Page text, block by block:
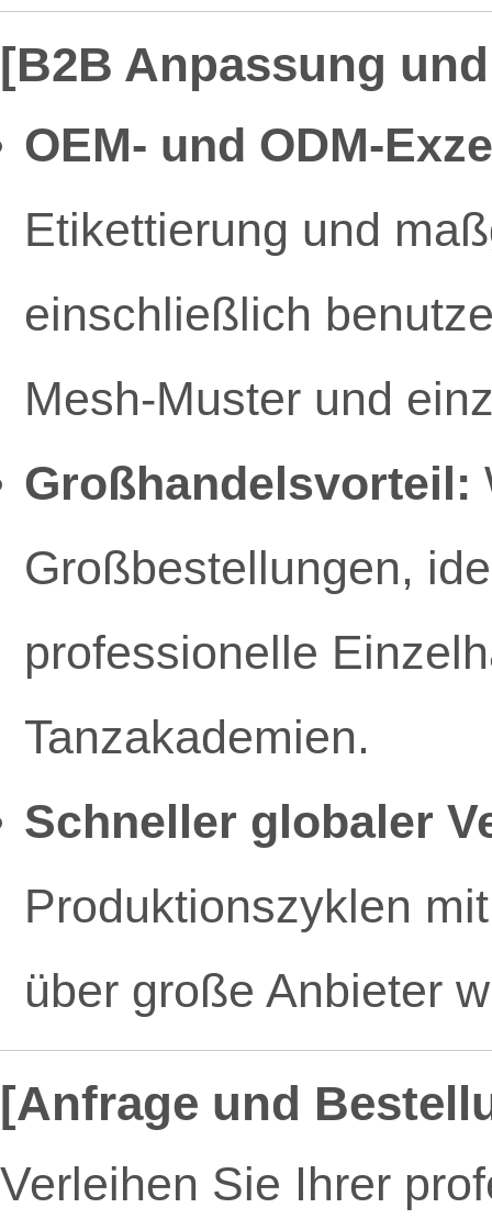
[B2B Anpassung
OEM- und ODM-
Etikettierung und
einschließlich
Mesh-Muster und
Großhandelsvorteil:
Großbestellungen,
professionelle
Tanzakademien.
Schneller globaler
Produktionszyklen
über große Anbieter
[Anfrage und
Verleihen Sie Ihrer